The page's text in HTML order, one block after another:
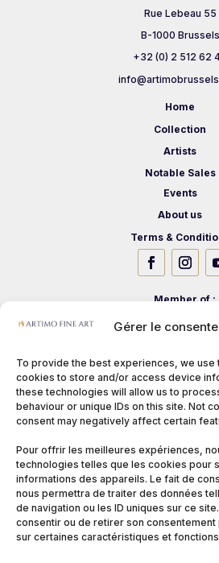
Gérer le
To provide the best experiences, we use
cookies to store and/or access device
these technologies will allow us to
behaviour or unique IDs on this site. Not
consent may negatively affect certain
Pour offrir les meilleures expériences,
technologies telles que les cookies pour
informations des appareils. Le fait de
nous permettra de traiter des données
de navigation ou les ID uniques sur ce
consentir ou de retirer son
sur certaines caractéristiques et
Rue Lebeau 55
B-1000 Brussels
+32 (0) 2 512 62
Home
Collection
Artists
Notable Sales
Events
About us
Terms &
Member of :